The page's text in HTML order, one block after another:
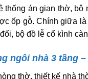
thống án gian thờ,
ốp gỗ. Chính giữa
bộ đồ lễ cổ kình
ngôi nhà 3 tầng –